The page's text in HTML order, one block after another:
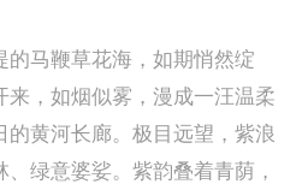
马鞭草花海，如期悄然绽
，如烟似雾，漫成一汪温柔
黄河长廊。极目远望，紫浪
绿意婆娑。紫韵叠着青荫，